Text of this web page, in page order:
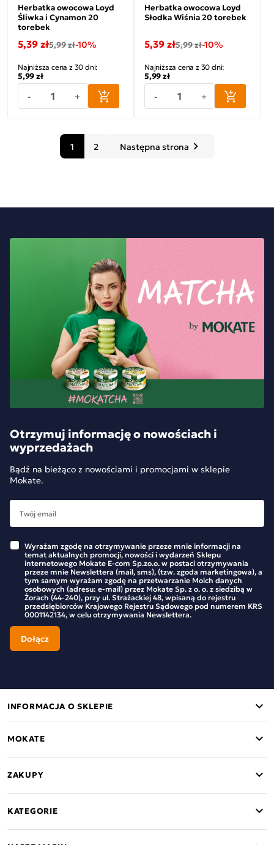
Herbatka owocowa Loyd
Śliwka i Cynamon 20
torebek
5,39 zł5,99 zł-10%
Najniższa cena z 30 dni:
5,99 zł
- +
Herbatka owocowa Loyd
Słodka Wiśnia 20 torebek
5,39 zł5,99 zł-10%
Najniższa cena z 30 dni:
5,99 zł
- +
1 2 Następny
keyboard_arrow_right
Następna strona
Otrzymuj informację o nowościach i
wyprzedażach
Bądź na bieżąco z nowościami i promocjami w sklepie
Mokate.
Wyrażam zgodę na otrzymywanie przeze mnie informacji na
temat aktualnych promocji, nowości i wydarzeń Sklepu
internetowego Mokate E-com Sp.zo.o. w postaci otrzymywania
przeze mnie Newslettera (mail, sms), (tzw. zgoda marketingowa), a
tym samym wyrażam zgodę na przetwarzanie Moich danych
osobowych (adresu: e-mail) przez Mokate Sp. z o. o. z siedzibą w
Żorach (44-240), przy ul. Strażackiej 48, wpisaną do rejestru
przedsiębiorców Krajowego Rejestru Sądowego pod numerem KRS
0001142134, w celu otrzymywania Newslettera.
INFORMACJA O SKLEPIE
MOKATE
ZAKUPY
KATEGORIE